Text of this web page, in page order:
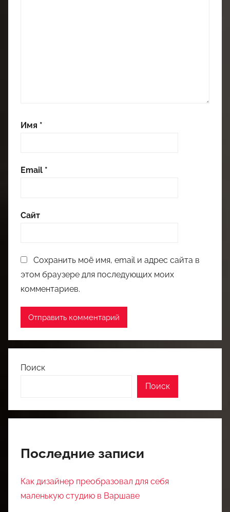
Имя *
Email *
Сайт
Сохранить моё имя, email и адрес сайта в
этом браузере для последующих моих
комментариев.
Поиск
Поиск
Последние записи
Как дизайнер преобразовал для себя
маленькую студию в Варшаве